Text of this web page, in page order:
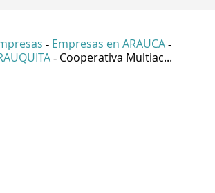
- Empresas en ARAUCA -
- Cooperativa Multiac...